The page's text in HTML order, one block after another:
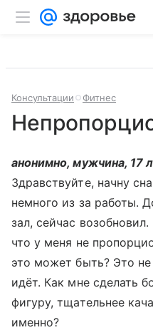
Консультации Фитнес
анонимно, мужчина, 17
Здравствуйте, начну
немного из за работы.
зал, сейчас
что у меня не
это может быть? Это
идёт. Как мне сделать
фигуру, тщательнее
именно?